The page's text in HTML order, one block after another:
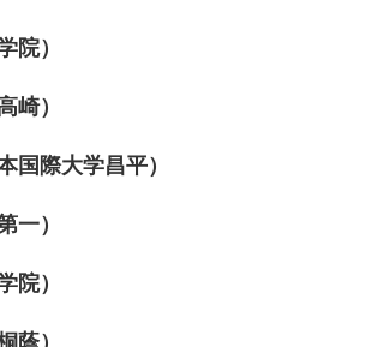
院）
崎）
際大学昌平）
一）
院）
蔭）